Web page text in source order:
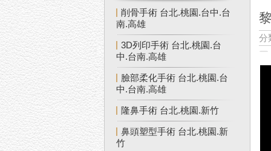
削骨手術 台北.桃園.台中.台
南.高雄
3D列印手術 台北.桃園.台
中.台南.高雄
臉部柔化手術 台北.桃園.台
中.台南.高雄
隆鼻手術 台北.桃園.新竹
鼻頭塑型手術 台北.桃園.新
竹
分